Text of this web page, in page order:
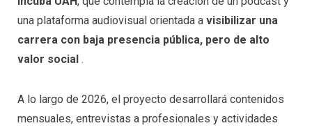
una plataforma audiovisual orientada a visibilizar una
carrera con baja presencia pública, pero de alto
valor social .
A lo largo de 2026, el proyecto desarrollará contenidos
mensuales, entrevistas a profesionales y actividades